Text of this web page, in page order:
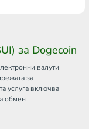
за Dogecoin
валути
за
услуга включва
обмен